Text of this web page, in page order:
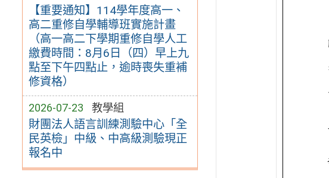
【重要通知】114學年度高一、
高二重修自學輔導班實施計畫
（高一高二下學期重修自學人工
繳費時間：8月6日（四）早上九
點至下午四點止，逾時喪失重補
修資格）
2026-07-23 教學組
財團法人語言訓練測驗中心「全
民英檢」中級、中高級測驗現正
報名中